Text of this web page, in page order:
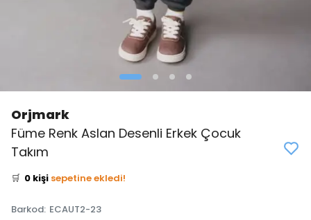
Orjmark
Füme Renk Aslan Desenli Erkek Çocuk
Takım
👀 Şu an
🛒 0 kişi sepetine ekledi!
Barkod: ECAUT2-23